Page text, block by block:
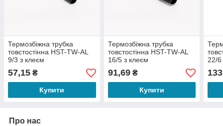
Термозбіжна трубка
товстостінна HST-TW-AL
9/3 з клеєм
57,15 ₴
Купити
Термозбіжна трубка
товстостінна HST-TW-AL
16/5 з клеєм
91,69₴
Купити
22/6
Про нас